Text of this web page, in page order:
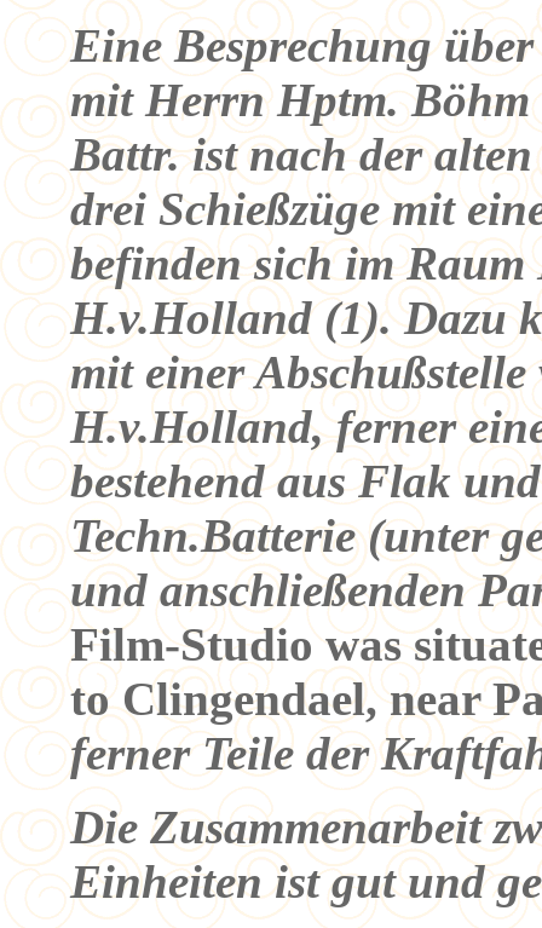
Eine Besprechung
mit Herrn Hptm.
Battr. ist nach der
drei Schießzüge mit
befinden sich im
H.v.Holland (1). Dazu
mit einer
H.v.Holland, ferner
bestehend aus Flak
Techn.Batterie (unter
und anschließenden
Film-Studio was
to Clingendael, near
ferner Teile der
Die Zusammenarbeit
Einheiten ist gut und